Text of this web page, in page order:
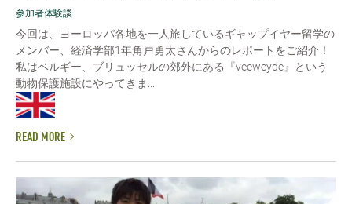
参加者体験談
今回は、ヨーロッパ各地を一人旅しているギャップイヤー留学の
メンバー、経済学部1年角戸勇太さんからのレポートをご紹介！
私はベルギー、ブリュッセルの郊外にある『veeweyde』という
動物保護施設にやってきま...
READ MORE